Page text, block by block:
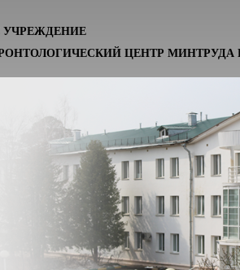
УЧРЕЖДЕНИЕ
ЦЕНТР МИНТРУДА